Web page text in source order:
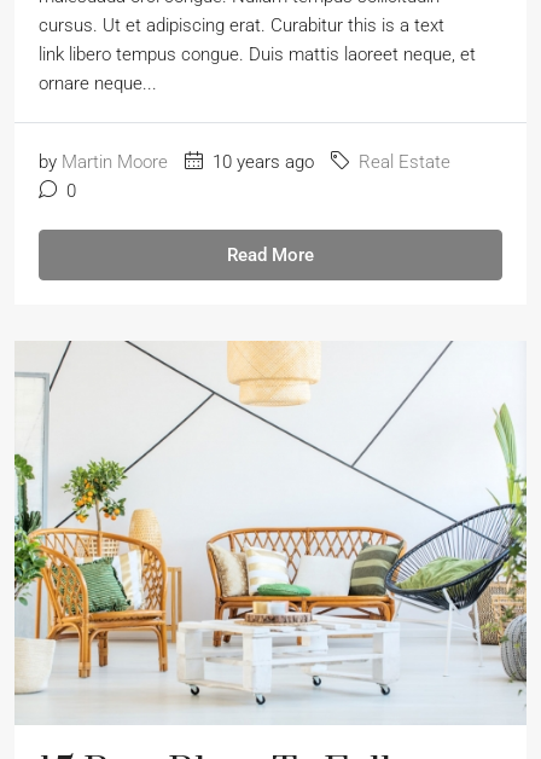
cursus. Ut et adipiscing erat. Curabitur this is a text
link libero tempus congue. Duis mattis laoreet neque, et
ornare neque...
by Martin Moore 10 years ago
Real Estate
0
Read More